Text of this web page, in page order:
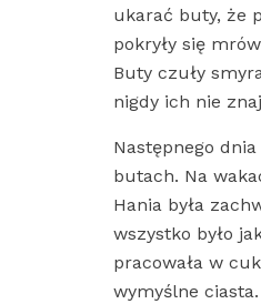
ukarać buty, że
pokryły się
Buty czuły
nigdy ich nie
Następnego
butach. Na
Hania była
wszystko było
pracowała w
wymyślne